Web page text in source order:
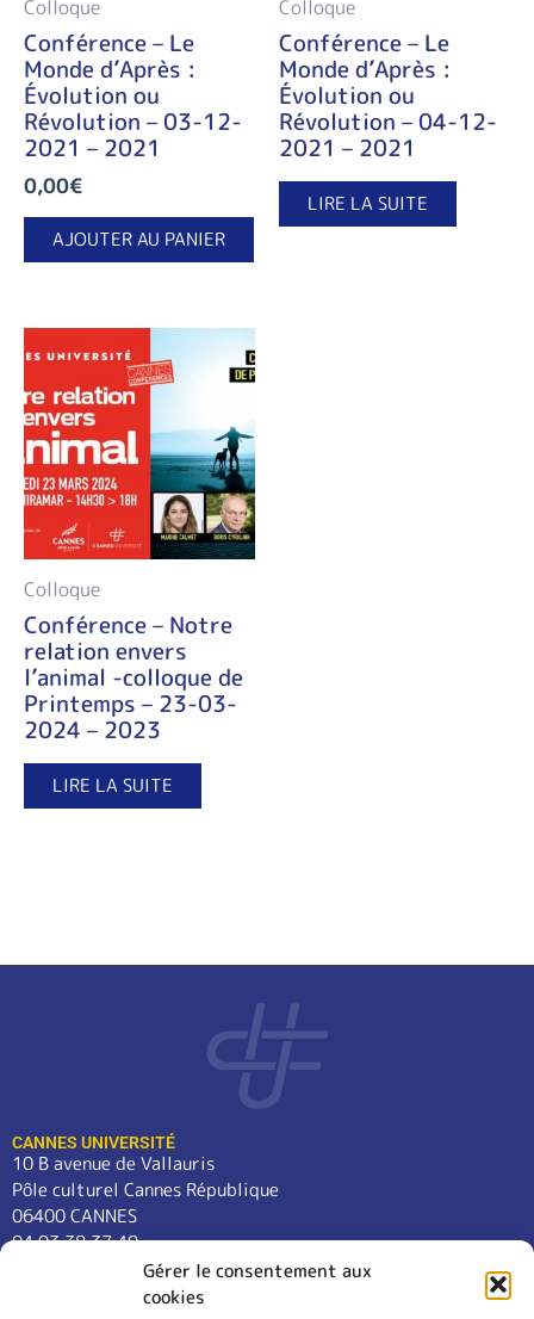
Gérer le consentement aux
cookies
Colloque
Conférence – Le
Monde d’Après :
Évolution ou
Révolution – 03-12-
2021 – 2021
0,00€
AJOUTER AU PANIER
Colloque
Conférence – Le
Monde d’Après :
Évolution ou
Révolution – 04-12-
2021 – 2021
LIRE LA SUITE
Colloque
Conférence – Notre
relation envers
l’animal -colloque de
Printemps – 23-03-
2024 – 2023
LIRE LA SUITE
CANNES UNIVERSITÉ
10 B avenue de Vallauris
Pôle culturel Cannes République
06400 CANNES
04 93 38 37 49
contact@cannes-universite.fr